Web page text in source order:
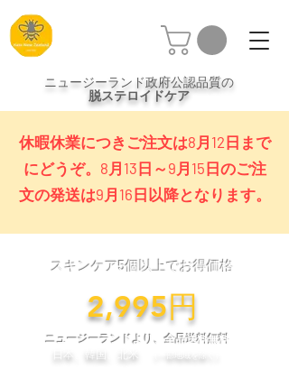
スキンケア5個以上でお得価格
​2,995円
ニュージーランドより、全品送料無料
日本、韓国、北米
（一部地域を除く）
ニュージーランド政府公認品質の
脱ステロイドケア
休暇休業につきご注文は8月12日まで
にどうぞ。8月13日～9月15日のご注
文の発送は9月16日以降となります。